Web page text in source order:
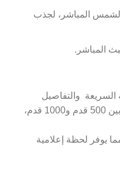
المباشر، لجذب
المباشر.
والتفاصيل
الدقيقة.تحلق على ارتفاع يتراوح بين 500 قدم و1000 قدم،
يوفر لحظة إعلامية